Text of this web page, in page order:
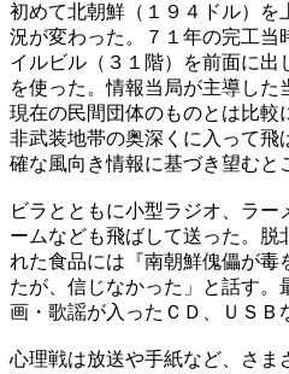
初めて北朝鮮（１９４ドル）を
況が変わった。７１年の完工当
イルビル（３１階）を前面に
を使った。情報当局が主導し
現在の民間団体のものとは比較
非武装地帯の奥深くに入って飛
確な風向き情報に基づき望むと
ビラとともに小型ラジオ、ラー
ームなども飛ばして送った。脱
れた食品には『南朝鮮傀儡が毒
たが、信じなかった」と話す。
画・歌謡が入ったＣＤ、ＵＳＢ
心理戦は放送や手紙など、さま